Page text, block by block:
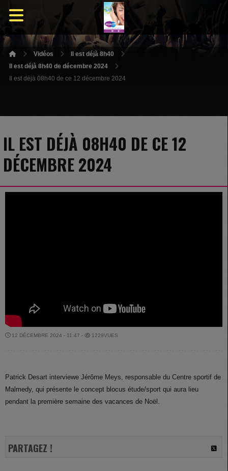
Vidéos
Il est déjà 8h40
Il est déjà 8h40 de décembre 2024
Il est déjà 08h40 de ce 12 décembre 2024
IL EST DÉJÀ 08H40 DE CE 12
DÉCEMBRE 2024
12 DÉCEMBRE 2024 - 11:47 - 1229VUES
Patrick Desart interviewe Jérôme Meys, responsable du Centre sportif de
Malmedy, qui présente le concept blocus étude/sport qui aura lieu
pendant la première semaine des vacances de Noël.
PARTAGEZ !